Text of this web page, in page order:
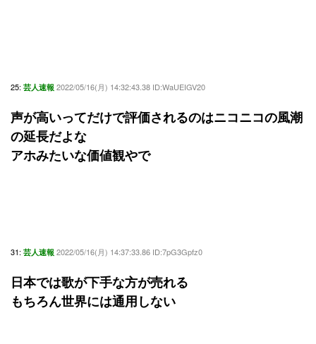
25: 芸人速報 2022/05/16(月) 14:32:43.38 ID:WaUEIGV20
声が高いってだけで評価されるのはニコニコの風潮
の延長だよな
アホみたいな価値観やで
31: 芸人速報 2022/05/16(月) 14:37:33.86 ID:7pG3Gpfz0
日本では歌が下手な方が売れる
もちろん世界には通用しない